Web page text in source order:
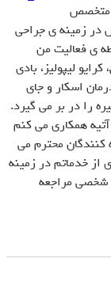
متخصص
در زمینه ی جراحی
ی فعالیت من
لیپولیز، بادی
اسکار و جای
را در بر می گیرد.
همکاری می کنم
محترم می
از خدماتم در زمینه
شخصی مراجعه